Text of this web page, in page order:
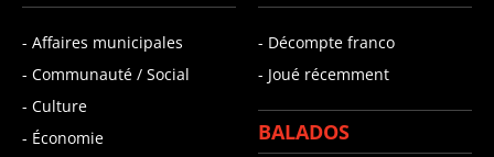
- Affaires municipales
- Communauté / Social
- Culture
- Économie
- Décompte franco
- Joué récemment
BALADOS